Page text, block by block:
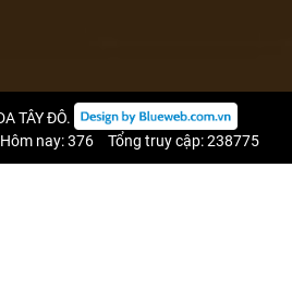
TÂY ĐÔ.
Hôm nay: 376 Tổng truy cập: 238775